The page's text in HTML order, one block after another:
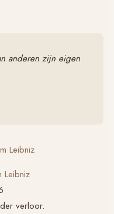
anderen zijn eigen
Leibniz
verloor.